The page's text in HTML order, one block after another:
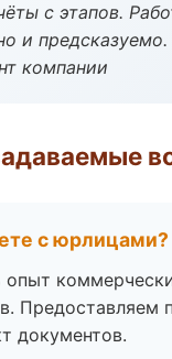
с этапов.
и предсказуемо.
компании
с юрлицами?
опыт
Предоставляем
документов.